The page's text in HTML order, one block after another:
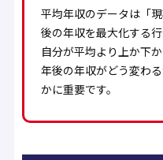
平均年収のデータは「
後の年収を最大化する
自分が平均より上か下
年後の年収がどう変わ
かに重要です。